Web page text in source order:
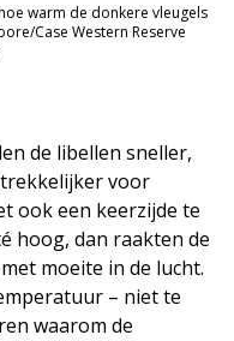
warm de donkere vleugels
Case Western Reserve
de libellen sneller,
voor
ook een keerzijde te
hoog, dan raakten de
moeite in de lucht.
– niet te
waarom de